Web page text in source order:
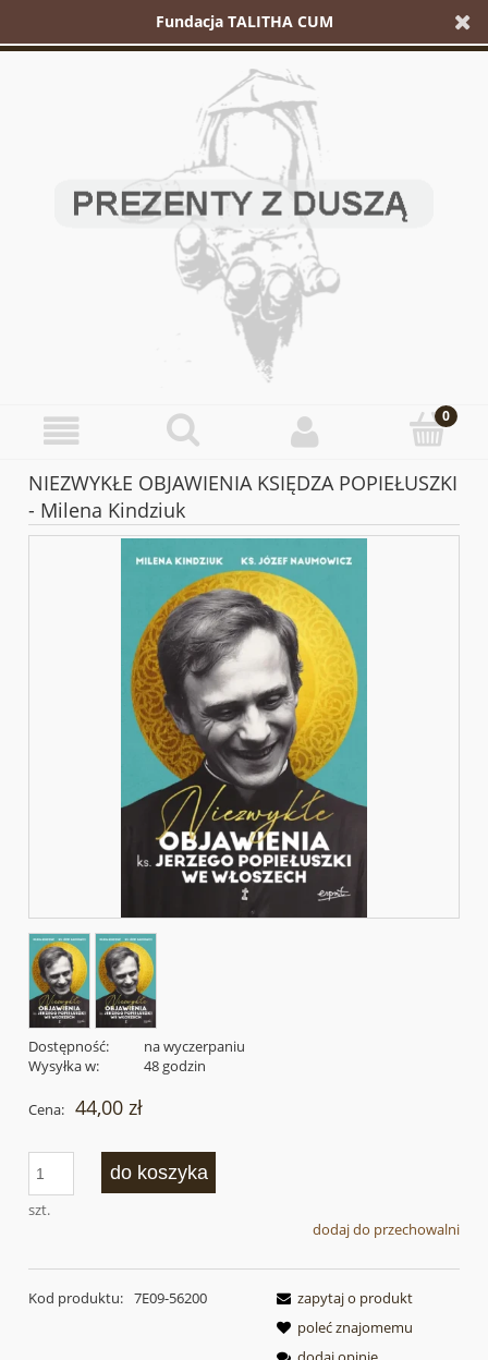
Fundacja TALITHA CUM
NIEZWYKŁE OBJAWIENIA KSIĘDZA POPIEŁUSZKI
- Milena Kindziuk
Dostępność:
na wyczerpaniu
Wysyłka w:
48 godzin
Cena: 44,00 zł
szt.
do koszyka
dodaj do przechowalni
Kod produktu: 7E09-56200
zapytaj o produkt
poleć znajomemu